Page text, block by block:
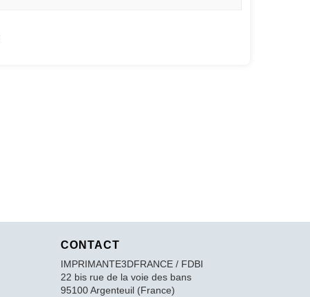
CONTACT
IMPRIMANTE3DFRANCE / FDBI
22 bis rue de la voie des bans
95100 Argenteuil (France)